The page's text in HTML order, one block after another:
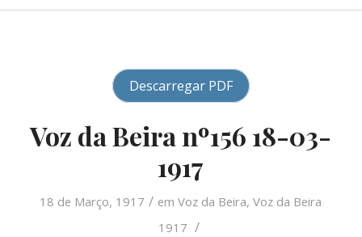
Descarregar PDF
Voz da Beira nº156 18-03-
1917
18 de Março, 1917 / emVoz da Beira,Voz da Beira
1917 /